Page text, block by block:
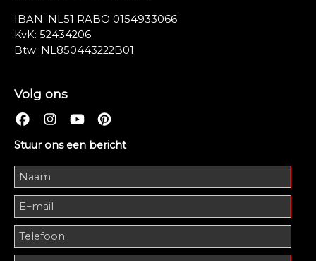
IBAN: NL51 RABO 0154933066
KvK: 52434206
Btw: NL850443222B01
Volg ons
Stuur ons een bericht